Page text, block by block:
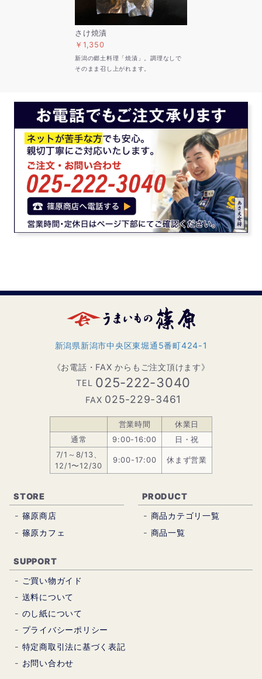
さけ焼漬
￥1,350
新潟の郷土料理「焼漬」。調理なしで
そのまま召し上がれます。
新潟県新潟市中央区東堀通5番町424-1
《お電話・FAX からもご注文頂けます》
TEL
025-222-3040
FAX 025-229-3461
営業時間
休業日
通常
9:00-16:00
日・祝
7/1～8/13、
12/1〜12/30
9:00-17:00 休まず営業
STORE
篠原商店
篠原カフェ
PRODUCT
商品カテゴリ一覧
商品一覧
SUPPORT
ご買い物ガイド
送料について
のし紙について
プライバシーポリシー
特定商取引法に基づく表記
お問い合わせ